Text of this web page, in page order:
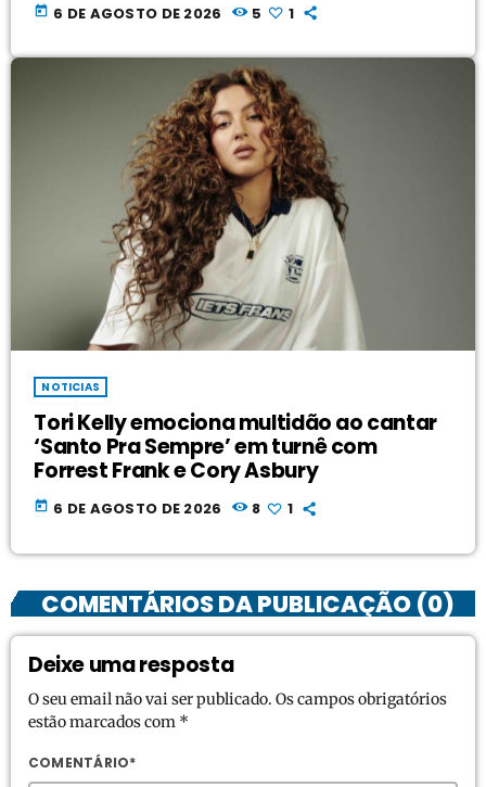
today 6 DE AGOSTO DE 2026 5 1
NOTICIAS
Tori Kelly emociona multidão ao cantar
‘Santo Pra Sempre’ em turnê com
Forrest Frank e Cory Asbury
today 6 DE AGOSTO DE 2026 8 1
COMENTÁRIOS DA PUBLICAÇÃO (0)
Deixe uma resposta
O seu email não vai ser publicado. Os campos obrigatórios
estão marcados com *
COMENTÁRIO*